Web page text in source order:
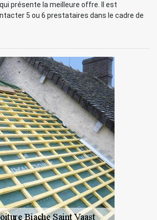
présente la meilleure offre. Il est
5 ou 6 prestataires dans le cadre de